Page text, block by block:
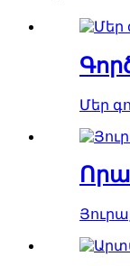
Մեր